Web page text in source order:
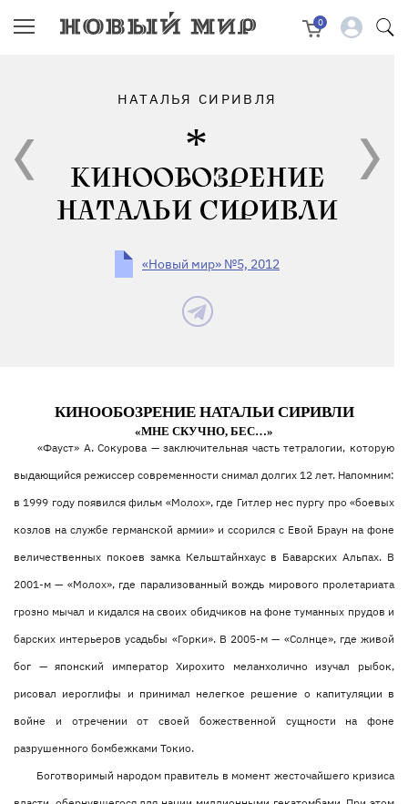
0
НАТАЛЬЯ СИРИВЛЯ
КИНООБОЗРЕНИЕ
НАТАЛЬИ СИРИВЛИ
«Новый мир» №5, 2012
КИНООБОЗРЕНИЕ НАТАЛЬИ СИРИВЛИ
«МНЕ СКУЧНО, БЕС…»
«Фауст» А. Сокурова — заключительная часть тетралогии, которую
выдающийся режиссер современности снимал долгих 12 лет. Напомним:
в 1999 году появился фильм «Молох», где Гитлер нес пургу про «боевых
козлов на службе германской армии» и ссорился с Евой Браун на фоне
величественных покоев замка Кельштайнхаус в Баварских Альпах. В
2001-м — «Молох», где парализованный вождь мирового пролетариата
грозно мычал и кидался на своих обидчиков на фоне туманных прудов и
барских интерьеров усадьбы «Горки». В 2005-м — «Солнце», где живой
бог — японский император Хирохито меланхолично изучал рыбок,
рисовал иероглифы и принимал нелегкое решение о капитуляции в
войне и отречении от своей божественной сущности на фоне
разрушенного бомбежками Токио.
Боготворимый народом правитель в момент жесточайшего кризиса